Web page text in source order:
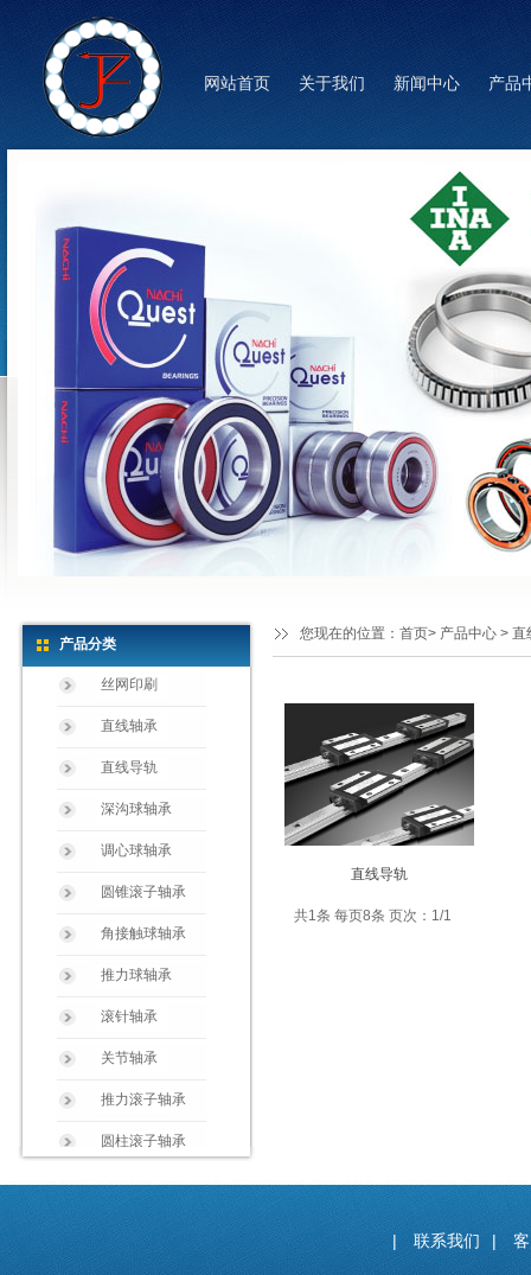
网站首页 关于我们 新闻中心 产品
产品分类
丝网印刷
直线轴承
直线导轨
深沟球轴承
调心球轴承
圆锥滚子轴承
角接触球轴承
推力球轴承
滚针轴承
关节轴承
推力滚子轴承
圆柱滚子轴承
您现在的位置： 首页> 产品中心 > 直
直线导轨
共1条 每页8条 页次：1/1
| 联系我们 |